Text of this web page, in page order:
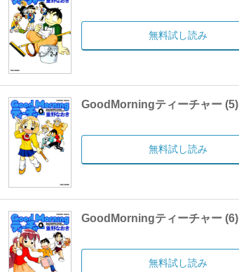
無料試し読み
GoodMorningティーチャー (5)
無料試し読み
GoodMorningティーチャー (6)
無料試し読み